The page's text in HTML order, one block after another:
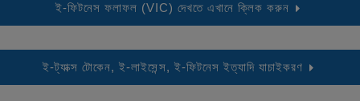
ই-ফিটনেস ফলাফল (VIC) দেখতে এখানে ক্লিক করুন
ই-ট্যাক্স টোকেন, ই-লাইসেন্স, ই-ফিটনেস ইত্যাদি যাচাইকরণ